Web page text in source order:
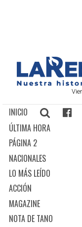
INICIO
ÚLTIMA HORA
PÁGINA 2
NACIONALES
LO MÁS LEÍDO
ACCIÓN
MAGAZINE
NOTA DE TANO